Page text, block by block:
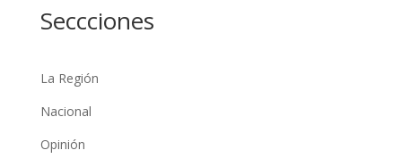
Seccciones
La Región
Nacional
Opinión